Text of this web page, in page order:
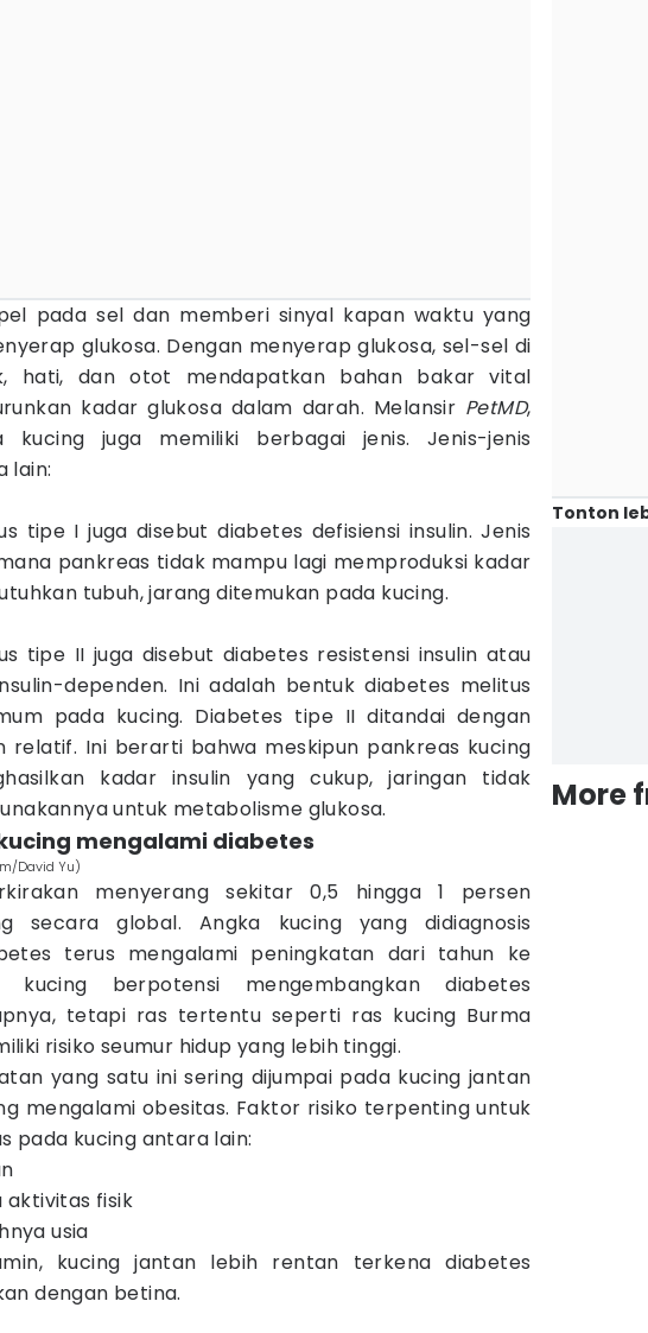
pada sel dan memberi sinyal kapan waktu yang
glukosa. Dengan menyerap glukosa, sel-sel di
hati, dan otot mendapatkan bahan bakar vital
kadar glukosa dalam darah. Melansir PetMD,
kucing juga memiliki berbagai jenis. Jenis-jenis
lain:
tipe I juga disebut diabetes defisiensi insulin. Jenis
pankreas tidak mampu lagi memproduksi kadar
tubuh, jarang ditemukan pada kucing.
tipe II juga disebut diabetes resistensi insulin atau
dependen. Ini adalah bentuk diabetes melitus
pada kucing. Diabetes tipe II ditandai dengan
relatif. Ini berarti bahwa meskipun pankreas kucing
kadar insulin yang cukup, jaringan tidak
untuk metabolisme glukosa.
mengalami diabetes
David Yu)
menyerang sekitar 0,5 hingga 1 persen
secara global. Angka kucing yang didiagnosis
terus mengalami peningkatan dari tahun ke
kucing berpotensi mengembangkan diabetes
tetapi ras tertentu seperti ras kucing Burma
risiko seumur hidup yang lebih tinggi.
yang satu ini sering dijumpai pada kucing jantan
mengalami obesitas. Faktor risiko terpenting untuk
pada kucing antara lain:
aktivitas fisik
usia
kucing jantan lebih rentan terkena diabetes
dengan betina.
Tonton
More